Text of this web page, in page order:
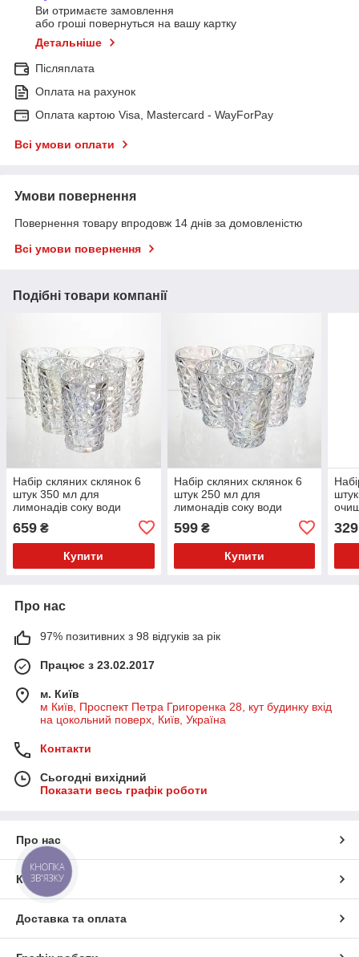
Ви отримаєте замовлення
або гроші повернуться на вашу картку
Детальніше
Післяплата
Оплата на рахунок
Оплата картою Visa, Mastercard - WayForPay
Всі умови оплати
Умови повернення
Повернення товару впродовж 14 днів за домовленістю
Всі умови повернення
Подібні товари компанії
Набір скляних склянок 6
штук 350 мл для
лимонадів соку води
коктейлів склянки скляні
для напоїв HP-19-175
659 ₴
Купити
Набір скляних склянок 6
штук 250 мл для
лимонадів соку води
коктейлів склянки скляні
для напоїв HP-19-176
599₴
Купити
329
Про нас
97% позитивних з 98 відгуків за рік
Працює з 23.02.2017
м. Київ
м Київ, Проспект Петра Григоренка 28, кут будинку вхід
на цокольний поверх, Київ, Україна
Контакти
Сьогодні вихідний
Показати весь графік роботи
Про нас
Контакти
Доставка та оплата
КНОПКА
ЗВ'ЯЗКУ